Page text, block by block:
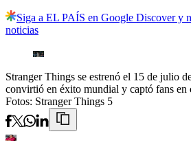
Siga a EL PAÍS en Google Discover y
noticias
Stranger Things se estrenó el 15 de julio
convirtió en éxito mundial y captó fans en
Fotos: Stranger Things 5